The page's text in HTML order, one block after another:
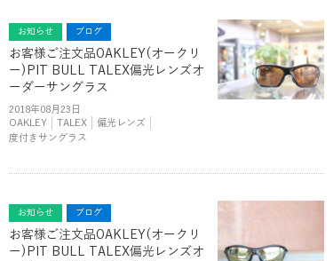
お知らせ ブログ
お客様ご注文品OAKLEY(オークリ
ー)PIT BULL TALEX偏光レンズオ
ーダーサングラス
2018年08月23日
OAKLEY
TALEX
偏光レンズ
度付きサングラス
お知らせ ブログ
お客様ご注文品OAKLEY(オークリ
ー)PIT BULL TALEX偏光レンズオ